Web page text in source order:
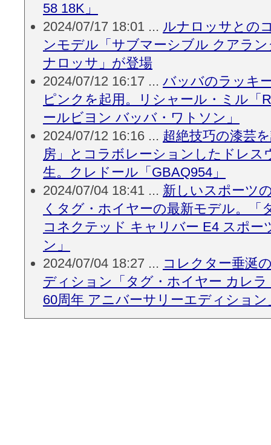
58 18K」
2024/07/17 18:01 ... ルナロッサとの
ンモデル「サブマーシブル クアラ
ナロッサ」が登場
2024/07/12 16:17 ... バッバのラッキ
ピンクを起用。リシャール・ミル「
ールビヨン バッバ・ワトソン」
2024/07/12 16:16 ... 超絶技巧の漆芸
房」とコラボレーションしたドレス
生。クレドール「GBAQ954」
2024/07/04 18:41 ... 新しいスポーツ
くタグ・ホイヤーの最新モデル。「
コネクテッド キャリバー E4 スポー
ン」
2024/07/04 18:27 ... コレクター垂涎
ディション「タグ・ホイヤー カレ
60周年 アニバーサリーエディション